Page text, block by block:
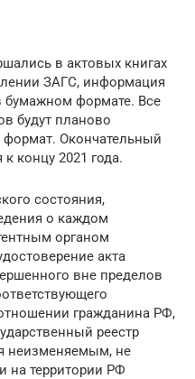
в актовых книгах
ЗАГС, информация
бумажном формате. Все
будут планово
формат. Окончательный
концу 2021 года.
состояния,
о каждом
органом
акта
вне пределов
гражданина РФ,
реестр
неизменяемым, не
на территории РФ